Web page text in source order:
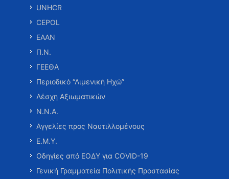
UNHCR
CEPOL
ΕΑΑΝ
Π.Ν.
ΓΕΕΘΑ
Περιοδικό “Λιμενική Ηχώ”
Λέσχη Αξιωματικών
Ν.Ν.Α.
Αγγελίες προς Ναυτιλλομένους
Ε.Μ.Υ.
Οδηγίες από ΕΟΔΥ για COVID-19
Γενική Γραμματεία Πολιτικής Προστασίας